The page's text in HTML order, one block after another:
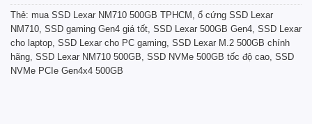
Thẻ: mua SSD Lexar NM710 500GB TPHCM , ổ cứng SSD Lexar
NM710, SSD gaming Gen4 giá tốt, SSD Lexar 500GB Gen4, SSD Lexar
cho laptop, SSD Lexar cho PC gaming, SSD Lexar M.2 500GB chính
hãng, SSD Lexar NM710 500GB, SSD NVMe 500GB tốc độ cao, SSD
NVMe PCIe Gen4x4 500GB